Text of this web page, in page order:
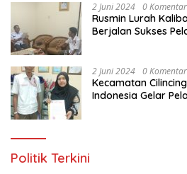
2 Juni 2024 0 Komentar
Rusmin Lurah
Berjalan Sukses
2 Juni 2024 0 Komentar
Kecamatan
Indonesia Gelar
Politik Terkini